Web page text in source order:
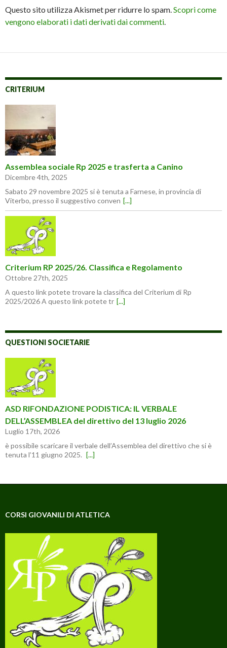
Questo sito utilizza Akismet per ridurre lo spam.Scopri come
vengono elaborati i dati derivati dai commenti.
CRITERIUM
Assemblea sociale Rp 2025 e trasferta a Canino
Dicembre 4th, 2025
Sabato 29 novembre 2025 si è tenuta a Farnese, in provincia di
Viterbo, presso il suggestivo conven [...]
Criterium RP 2025/26. Classifica e Regolamento
Ottobre 27th, 2025
A questo link potete trovare la classifica del Criterium di Rp
2025/2026 A questo link potete tr [...]
QUESTIONI SOCIETARIE
ASD RIFONDAZIONE PODISTICA: IL VERBALE
DELL’ASSEMBLEA del direttivo del 13 luglio 2026
Luglio 17th, 2026
è possibile scaricare il verbale dell’Assemblea del direttivo che si è
tenuta l’11 giugno 2025. [...]
CORSI GIOVANILI DI ATLETICA